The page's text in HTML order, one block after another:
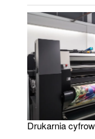
Drukarnia